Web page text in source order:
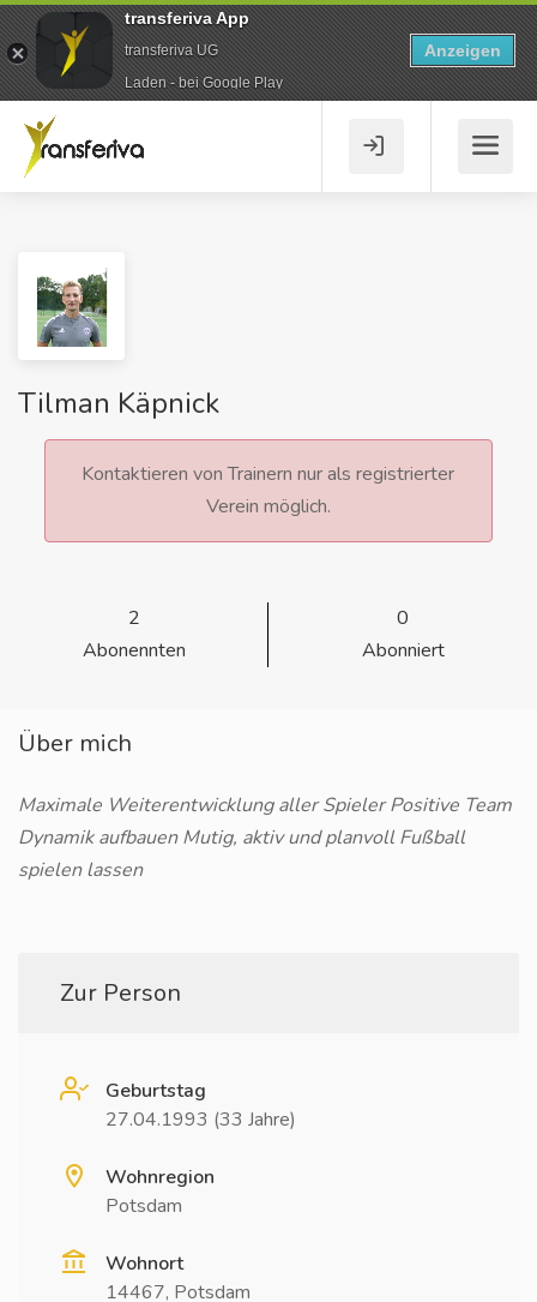
Tilman Käpnick
Kontaktieren von Trainern nur als registrierter
Verein möglich.
2
Abonennten
0
Abonniert
Über mich
Maximale Weiterentwicklung aller Spieler Positive Team
Dynamik aufbauen Mutig, aktiv und planvoll Fußball
spielen lassen
Zur Person
Geburtstag
27.04.1993 (33 Jahre)
Wohnregion
Potsdam
Wohnort
14467, Potsdam
transferiva App
transferiva UG
Laden - bei Google Play
Anzeigen